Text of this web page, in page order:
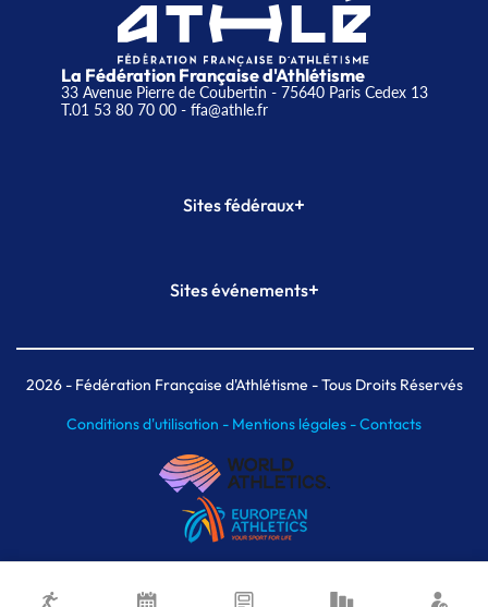
La Fédération Française d'Athlétisme
33 Avenue Pierre de Coubertin - 75640 Paris Cedex 13
T.01 53 80 70 00- ffa@athle.fr
Sites fédéraux+
Plateforme Formation
Sites événements+
Meeting de Paris indoor
MAIF Ekiden de Paris
2026- Fédération Française d'Athlétisme - Tous Droits Réservés
Conditions d'utilisation - Mentions légales -Contacts